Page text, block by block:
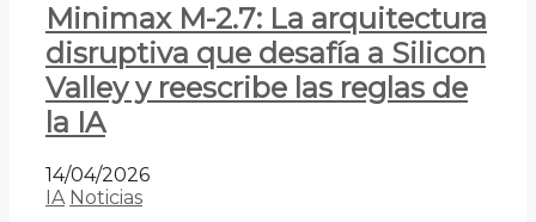
Minimax M-2.7: La arquitectura
disruptiva que desafía a Silicon
Valley y reescribe las reglas de
la IA
14/04/2026
IA Noticias